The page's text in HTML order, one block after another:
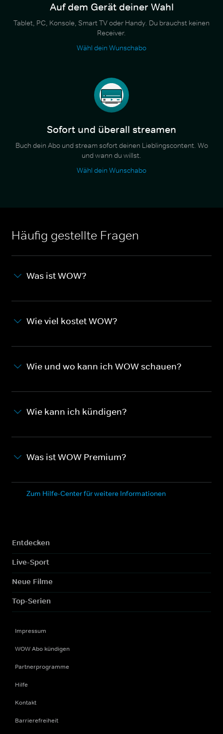
Auf dem Gerät deiner Wahl
Tablet, PC, Konsole, Smart TV oder Handy. Du brauchst keinen
Receiver.
Wähl dein Wunschabo
Sofort und überall streamen
Buch dein Abo und stream sofort deinen Lieblingscontent. Wo
und wann du willst.
Wähl dein Wunschabo
Häufig gestellte Fragen
Was ist WOW?
Wie viel kostet WOW?
Wie und wo kann ich WOW schauen?
Wie kann ich kündigen?
Was ist WOW Premium?
Zum Hilfe-Center für weitere Informationen
Entdecken
Live-Sport
Neue Filme
Top-Serien
Impressum
WOW Abo kündigen
Partnerprogramme
Hilfe
Kontakt
Barrierefreiheit